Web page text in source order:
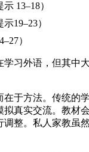
13–18）
19–23）
）
学习外语，但其中
在于方法。传统的
拟真实交流。教材
调整。私人家教虽